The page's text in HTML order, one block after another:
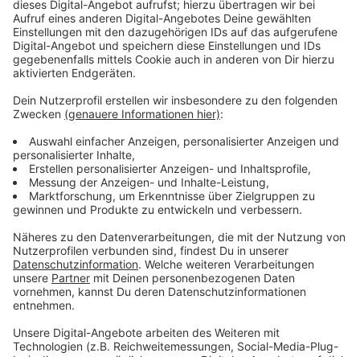
Wir benötigen Ihre
Zustimmung, um den YouTube
Video-Service zu laden!
Wir verwenden einen Service eines
Drittanbieters, um Videoinhalte
einzubetten. Dieser Service kann
Daten zu Ihren Aktivitäten
sammeln. Bitte lesen Sie die
Details durch und stimmen Sie der
Nutzung des Service zu, um dieses
Video anzusehen.
Mehr Informationen
Akzeptieren
Management Platform
Aufgrund seiner empathischen Fähigkeiten, können die
Menschen Hah Re nicht wahrnehmen. Nur ein kleiner
Junge sieht ihn so, wie er wirklich ist…
Anzeige